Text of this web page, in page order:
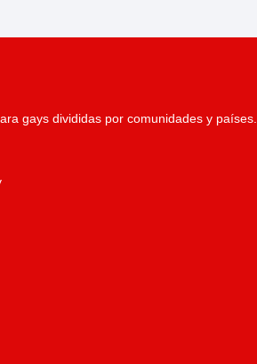
gays divididas por comunidades y países.